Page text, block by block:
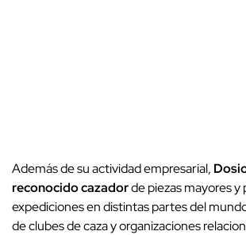
Además de su actividad empresarial,
reconocido cazadorde piezas mayores y
expediciones en distintas partes del
de clubes de caza y organizaciones